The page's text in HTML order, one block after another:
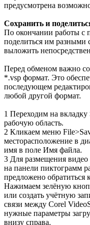
предусмотрена
Сохранить и
По окончании работы с
поделиться им разными
выложить
Перед обменом важно
*.vsp формат. Это
последующем
любой другой формат.
1 Переходим на
рабочую область.
2 Кликаем меню
месторасположение в
имя в поле Имя файла.
3 Для размещения
на панели пиктограмм
предложено обратиться
Нажимаем зелёную
или создать учётную
связи между Corel
нужные параметры
внизу справа.